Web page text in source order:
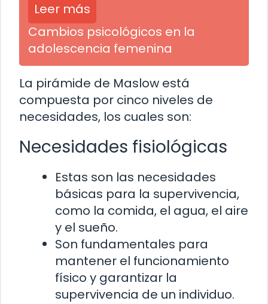
Leer más
Cambios psicológicos en la
adolescencia femenina
La pirámide de Maslow está
compuesta por cinco niveles de
necesidades, los cuales son:
Necesidades fisiológicas
Estas son las necesidades
básicas para la supervivencia,
como la comida, el agua, el aire
y el sueño.
Son fundamentales para
mantener el funcionamiento
físico y garantizar la
supervivencia de un individuo.